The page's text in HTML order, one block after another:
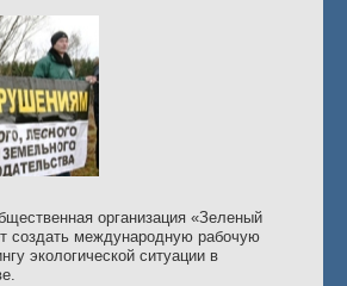
организация «Зеленый
создать международную рабочую
экологической ситуации в